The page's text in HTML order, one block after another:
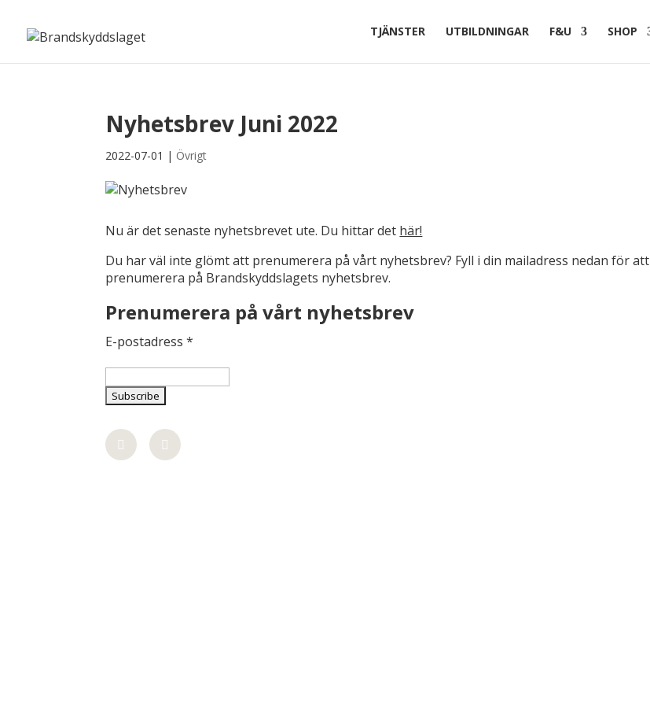
TJÄNSTER UTBILDNINGAR F&U SHOP
Nyhetsbrev Juni 2022
2022-07-01 | Övrigt
Nu är det senaste nyhetsbrevet ute. Du hittar det här!
Du har väl inte glömt att prenumerera på vårt nyhetsbrev? Fyll i din mailadress nedan för att
prenumerera på Brandskyddslagets nyhetsbrev.
Prenumerera på vårt nyhetsbrev
E-postadress*